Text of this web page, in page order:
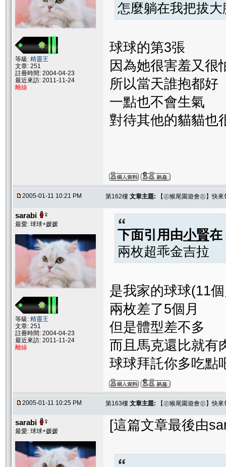
等級: 精靈王
文章: 251
註冊時間: 2004-04-23
最近來訪: 2011-11-24
離線
怎麼躺在我把拔大
球球的第3張
因為她很害羞又很
所以當天誰抱都好
一點也不會生氣
對待其他的貓貓也
2005-01-11 10:21 PM 第162樓 文章主題: 【㊣猴尾園遊會㊣】快
sarabi
最愛: 球球+媛媛
等級: 精靈王
文章: 251
註冊時間: 2004-04-23
最近來訪: 2011-11-24
離線
下面引用由小賢在
兩枚超乖金吉拉
是我家的球球(11
兩枚差了5個月
但是體型差不多
而且馬克還比就有
球球拜託你多吃點
2005-01-11 10:25 PM 第163樓 文章主題: 【㊣猴尾園遊會㊣】快
sarabi
最愛: 球球+媛媛 [這篇文章最後由